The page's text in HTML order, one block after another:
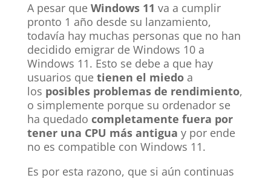
A pesar que Windows 11 va a cumplir
pronto 1 año desde su lanzamiento,
todavía hay muchas personas que no han
decidido emigrar de Windows 10 a
Windows 11. Esto se debe a que hay
usuarios que tienen el miedo a
los posibles problemas de rendimiento,
o simplemente porque su ordenador se
ha quedado completamente fuera por
tener una CPU más antigua y por ende
no es compatible con Windows 11.
Es por esta razono, que si aún continuas